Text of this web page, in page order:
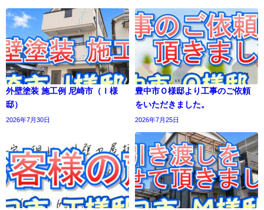
外壁塗装 施工例 尼崎市（Ｉ様
邸）
2026年7月30日
豊中市Ｏ様邸より工事のご依頼
をいただきました。
2026年7月25日